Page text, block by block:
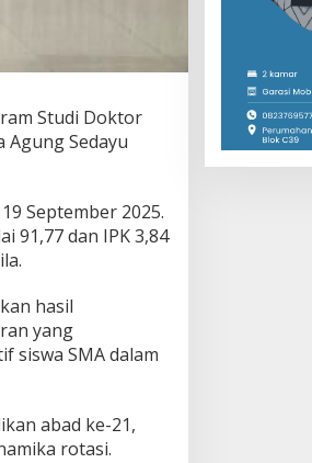
Studi Doktor
Sedayu
September 2025.
91,77 dan IPK 3,84
hasil
yang
siswa SMA dalam
abad ke-21,
rotasi.